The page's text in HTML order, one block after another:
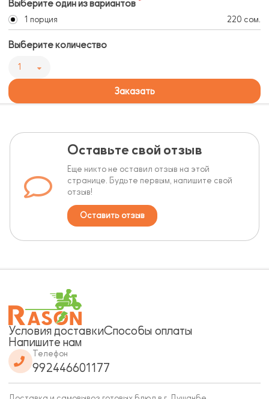
Выберите один из вариантов
1 порция 220 сом.
Выберите количество
1
Заказать
Оставьте свой отзыв
Еще никто не оставил отзыв на этой
странице. Будьте первым, напишите свой
отзыв!
Оставить отзыв
Условия доставкиСпособы оплаты
Напишите нам
Телефон
992446601177